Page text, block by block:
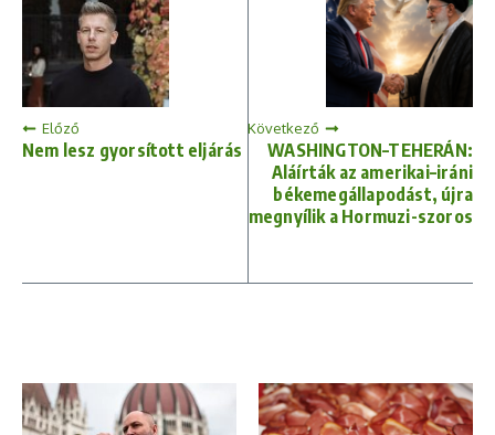
Előző
Nem lesz gyorsított eljárás
Következő
WASHINGTON–TEHERÁN:
Aláírták az amerikai–iráni
békemegállapodást, újra
megnyílik a Hormuzi-szoros